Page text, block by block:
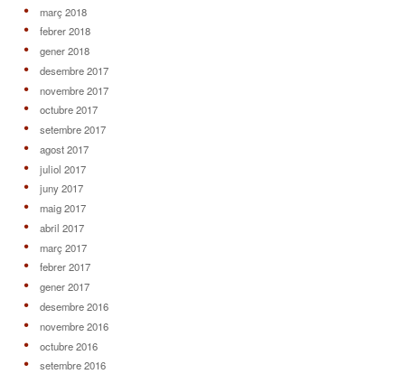
març 2018
febrer 2018
gener 2018
desembre 2017
novembre 2017
octubre 2017
setembre 2017
agost 2017
juliol 2017
juny 2017
maig 2017
abril 2017
març 2017
febrer 2017
gener 2017
desembre 2016
novembre 2016
octubre 2016
setembre 2016